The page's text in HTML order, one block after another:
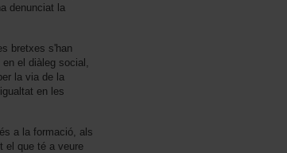
denunciat la
bretxes s'han
el diàleg social,
la via de la
en les
a la formació, als
el que té a veure